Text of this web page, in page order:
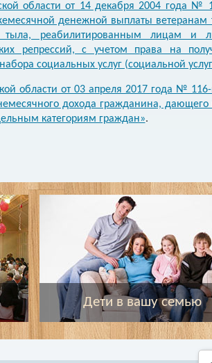
области от 14 декабря 2004 года №
денежной выплаты ветеранам
тыла, реабилитированным лицам и
репрессий, с учетом права на
социальных услуг (социальной
области от 03 апреля 2017 года №
дохода гражданина, дающего
категориям граждан».
Дети в вашу семью